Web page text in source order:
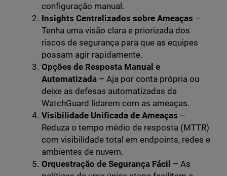
configuração manual.
Insights Centralizados sobre Ameaças –
Tenha uma visão clara e priorizada dos
riscos de segurança para que as equipes
possam agir rapidamente.
Opções de Resposta Manual e
Automatizada– Aja por conta própria ou
deixe as defesas automatizadas da
WatchGuard lidarem com as ameaças.
Visibilidade Unificada de Ameaças –
Reduza o tempo médio de resposta (MTTR)
com visibilidade total em endpoints, redes e
ambientes de nuvem.
Orquestração de Segurança Fácil – As